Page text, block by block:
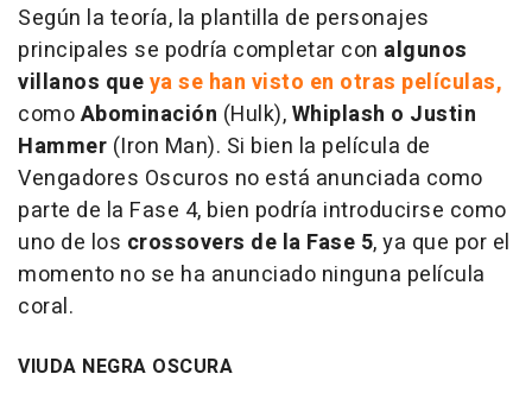
Según la teoría, la plantilla de personajes
principales se podría completar con algunos
villanos queya se han visto en otras películas,
comoAbominación (Hulk),Whiplash o Justin
Hammer (Iron Man). Si bien la película de
Vengadores Oscuros no está anunciada como
parte de la Fase 4, bien podría introducirse como
uno de los crossovers de la Fase 5, ya que por el
momento no se ha anunciado ninguna película
coral.
VIUDA NEGRA OSCURA